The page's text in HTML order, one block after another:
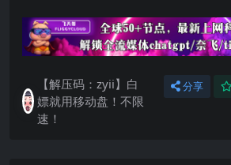
【解压码：zyii】白
嫖就用移动盘！不限
速！
分享